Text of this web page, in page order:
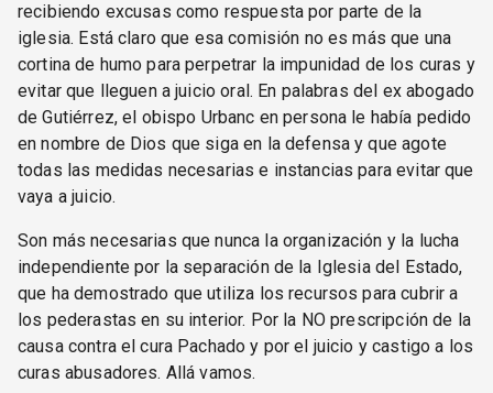
recibiendo excusas como respuesta por parte de la
iglesia. Está claro que esa comisión no es más que una
cortina de humo para perpetrar la impunidad de los curas y
evitar que lleguen a juicio oral. En palabras del ex abogado
de Gutiérrez, el obispo Urbanc en persona le había pedido
en nombre de Dios que siga en la defensa y que agote
todas las medidas necesarias e instancias para evitar que
vaya a juicio.
Son más necesarias que nunca la organización y la lucha
independiente por la separación de la Iglesia del Estado,
que ha demostrado que utiliza los recursos para cubrir a
los pederastas en su interior. Por la NO prescripción de la
causa contra el cura Pachado y por el juicio y castigo a los
curas abusadores. Allá vamos.